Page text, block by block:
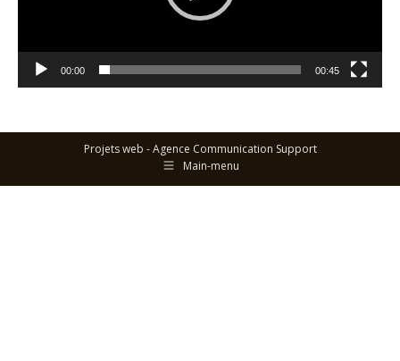
00:00 00:45
Projets web -Agence Communication Support
Main-menu